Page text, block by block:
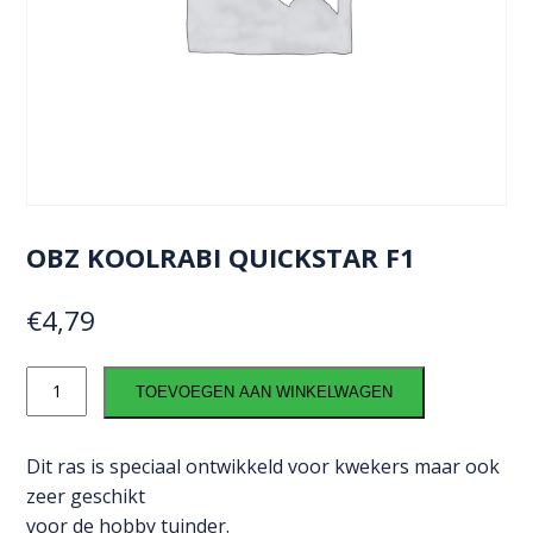
OBZ KOOLRABI QUICKSTAR F1
€4,79
Koolrabi
F1
TOEVOEGEN AAN WINKELWAGEN
Dit ras is speciaal ontwikkeld voor kwekers maar ook
zeer geschikt
voor de hobby tuinder.